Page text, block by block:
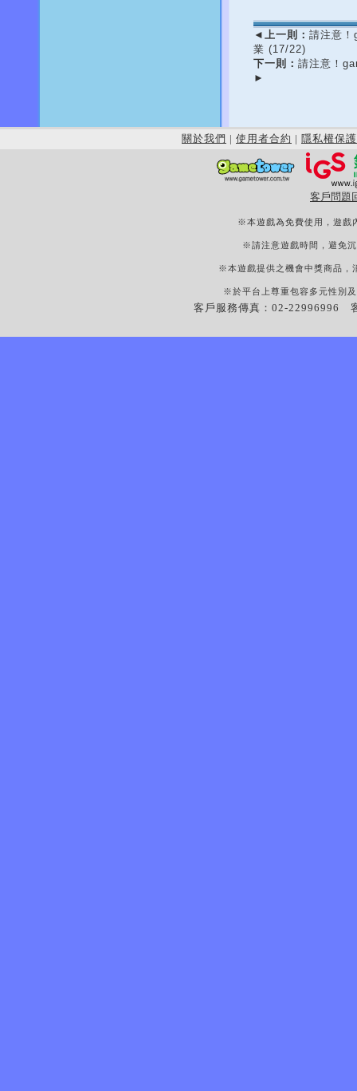
◄ 上一則： 請注意
業 (17/22)
下一則： 請注意！
►
關於我們 | 使用者合約 | 隱私權保護
客戶問題
※本遊戲為免費使用，遊戲
※請注意遊戲時間，避免
※本遊戲提供之機會中獎商品，
※於平台上尊重包容多元性別
客戶服務傳真：02-22996996